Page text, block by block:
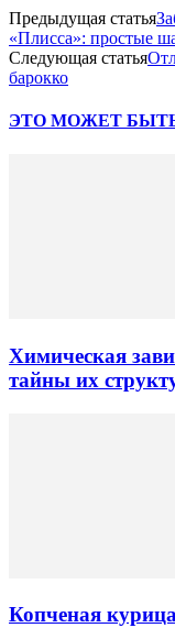
Предыдущая статья
«Плисса»: простые
Следующая статья
барокко
ЭТО МОЖЕТ
Химическая
тайны их
Копченая